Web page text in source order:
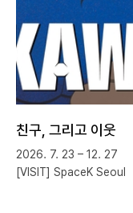
친구, 그리고 이웃
2026. 7. 23 – 12. 27
[VISIT] SpaceK Seoul